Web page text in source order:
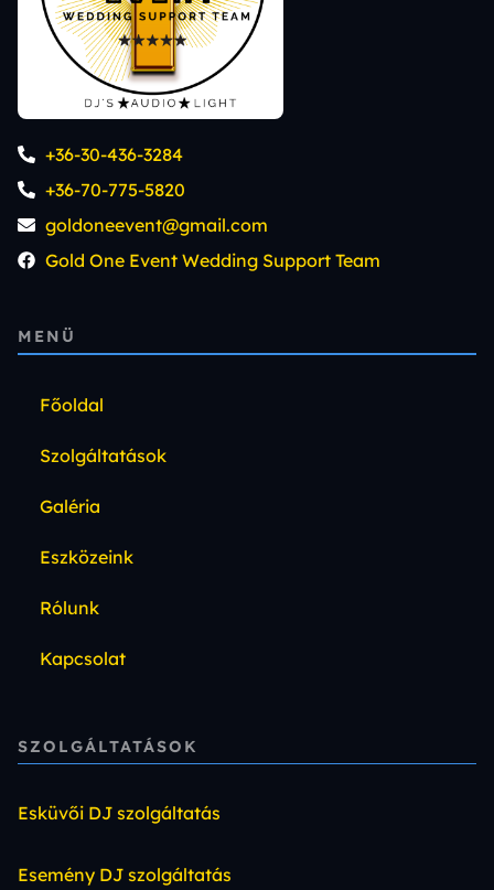
+36-30-436-3284
+36-70-775-5820
goldoneevent@gmail.com
Gold One Event Wedding Support Team
MENÜ
Főoldal
Szolgáltatások
Galéria
Eszközeink
Rólunk
Kapcsolat
SZOLGÁLTATÁSOK
Esküvői DJ szolgáltatás
Esemény DJ szolgáltatás